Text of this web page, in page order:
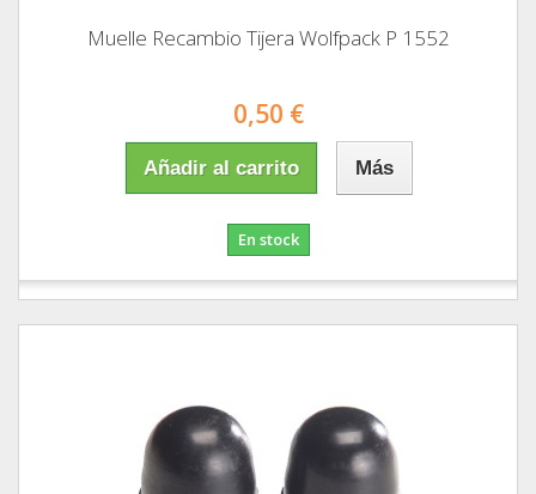
Muelle Recambio Tijera Wolfpack P 1552
0,50 €
Añadir al carrito Más
En stock